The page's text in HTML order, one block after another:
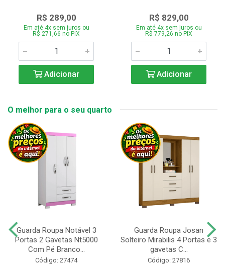
R$ 289,00
Em até 4x sem juros ou
R$ 271,66 no PIX
Adicionar
R$ 829,00
Em até 4x sem juros ou
R$ 779,26 no PIX
Adicionar
O melhor para o seu quarto
Guarda Roupa Notável 3
Portas 2 Gavetas Nt5000
Com Pé Branco...
Código: 27474
Guarda Roupa Josan
Solteiro Mirabilis 4 Portas e 3
gavetas C...
Código: 27816